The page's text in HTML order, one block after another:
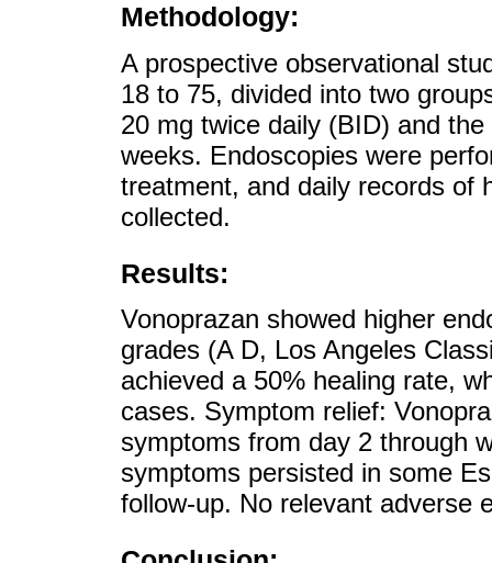
Methodology:
A prospective observational
18 to 75, divided into two
20 mg twice daily (BID) and
weeks. Endoscopies were
treatment, and daily records of
collected.
Results:
Vonoprazan showed higher
grades (A D, Los Angeles
achieved a 50% healing rate,
cases. Symptom relief:
symptoms from day 2 through
symptoms persisted in some
follow-up. No relevant adverse